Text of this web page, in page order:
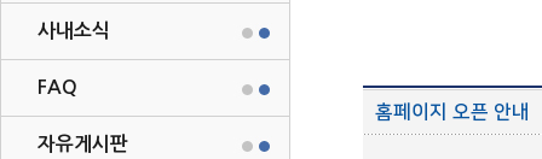
사내소식
FAQ
자유게시판
홈페이지 오픈 안내